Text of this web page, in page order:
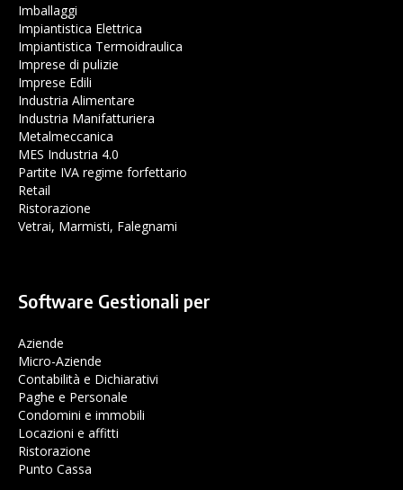
Imballaggi
Impiantistica Elettrica
Impiantistica Termoidraulica
Imprese di pulizie
Imprese Edili
Industria Alimentare
Industria Manifatturiera
Metalmeccanica
MES Industria 4.0
Partite IVA regime forfettario
Retail
Ristorazione
Vetrai, Marmisti, Falegnami
Software Gestionali per
Aziende
Micro-Aziende
Contabilità e Dichiarativi
Paghe e Personale
Condomini e immobili
Locazioni e affitti
Ristorazione
Punto Cassa